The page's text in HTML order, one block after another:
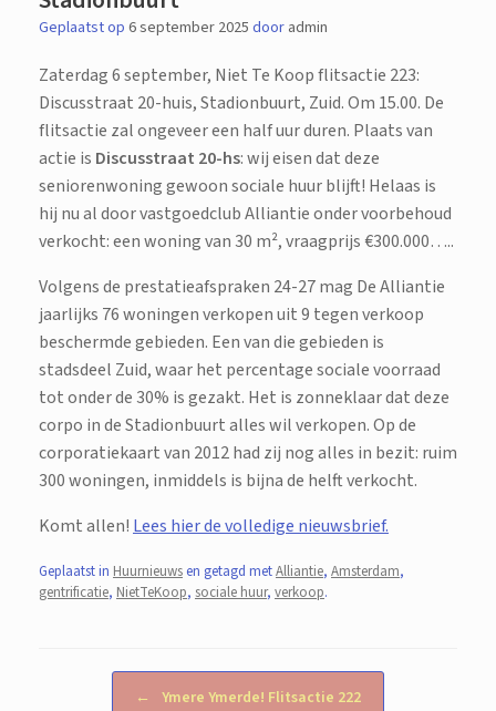
Geplaatst op 6 september 2025 door admin
Zaterdag 6 september, Niet Te Koop flitsactie 223:
Discusstraat 20-huis, Stadionbuurt, Zuid. Om 15.00. De
flitsactie zal ongeveer een half uur duren. Plaats van
actie is Discusstraat 20-hs: wij eisen dat deze
seniorenwoning gewoon sociale huur blijft! Helaas is
hij nu al door vastgoedclub Alliantie onder voorbehoud
verkocht: een woning van 30 m², vraagprijs €300.000…..
Volgens de prestatieafspraken 24-27 mag De Alliantie
jaarlijks 76 woningen verkopen uit 9 tegen verkoop
beschermde gebieden. Een van die gebieden is
stadsdeel Zuid, waar het percentage sociale voorraad
tot onder de 30% is gezakt. Het is zonneklaar dat deze
corpo in de Stadionbuurt alles wil verkopen. Op de
corporatiekaart van 2012 had zij nog alles in bezit: ruim
300 woningen, inmiddels is bijna de helft verkocht.
Komt allen! Lees hier de volledige nieuwsbrief.
Geplaatst in Huurnieuws en getagd metAlliantie, Amsterdam,
gentrificatie, NietTeKoop, sociale huur, verkoop.
← Ymere Ymerde! Flitsactie 222